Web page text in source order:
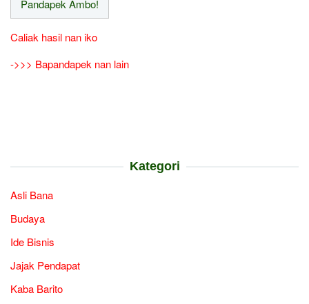
Caliak hasil nan iko
->>> Bapandapek nan lain
Kategori
Asli Bana
Budaya
Ide Bisnis
Jajak Pendapat
Kaba Barito